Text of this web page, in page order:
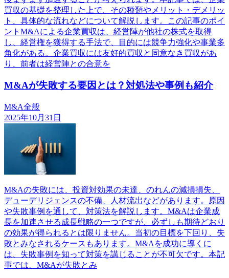
買収の基礎を整理した上で、その種類やメリット・デメリッ
ト、具体的な流れなどについて解説します。この記事のポイ
ントM&Aによる企業買収は、経営陣が他社の株式を取得
し、経営権を獲得する手法で、目的には競争力強化や事業多
角化がある。企業買収には友好的買収と同意なき買収があ
り、前者は経営陣との合意を
M&Aが失敗する要因とは？対処法や事例も紹介
M&A全般
2025年10月31日
M&Aの失敗には、投資対効果の未達、のれんの減損損失、
デューデリジェンスの不備、人材流出などがあります。原因
や失敗事例を通して、対策法を解説します。M&Aは企業成
長を加速させる成長戦略の一つですが、必ずしも期待どおり
の効果が得られるとは限りません。当初の目標を下回り、失
敗とみなされるケースもあります。M&Aを成功に導くに
は、失敗事例を知って対策を講じることが不可欠です。本記
事では、M&Aが失敗とみ